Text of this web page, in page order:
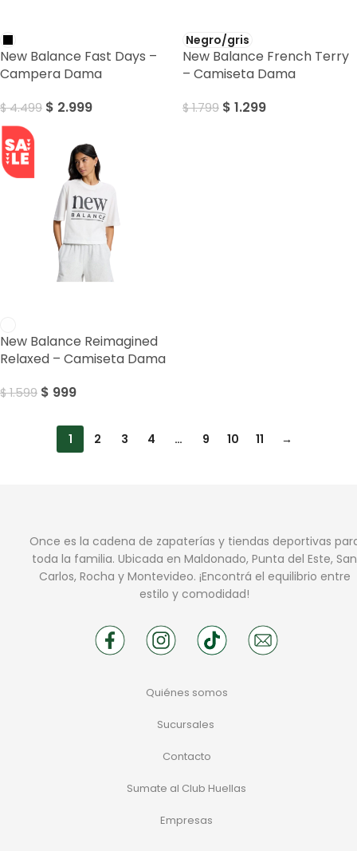
New Balance Fast Days –
Campera Dama
$4.499 $ 2.999
Negro/gris
New Balance French Terry
– Camiseta Dama
$1.799 $ 1.299
New Balance Reimagined
Relaxed – Camiseta Dama
$1.599 $ 999
1 2 3 4 … 9 10 11 →
Once es la cadena de zapaterías y tiendas deportivas
toda la familia. Ubicada en Maldonado, Punta del Este, San
Carlos, Rocha y Montevideo. ¡Encontrá el equilibrio entre
estilo y comodidad!
Quiénes somos
Sucursales
Contacto
Sumate al Club Huellas
Empresas